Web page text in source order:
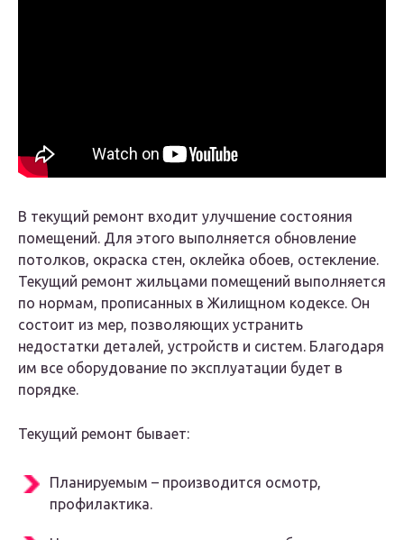
В текущий ремонт входит улучшение состояния
помещений. Для этого выполняется обновление
потолков, окраска стен, оклейка обоев, остекление.
Текущий ремонт жильцами помещений выполняется
по нормам, прописанных в Жилищном кодексе. Он
состоит из мер, позволяющих устранить
недостатки деталей, устройств и систем. Благодаря
им все оборудование по эксплуатации будет в
порядке.
Текущий ремонт бывает:
Планируемым – производится осмотр,
профилактика.